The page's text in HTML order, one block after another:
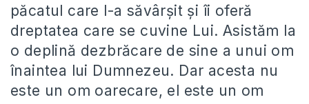
păcatul care l-a săvârșit și îi oferă
dreptatea care se cuvine Lui. Asistăm la
o deplină dezbrăcare de sine a unui om
înaintea lui Dumnezeu. Dar acesta nu
este un om oarecare, el este un om